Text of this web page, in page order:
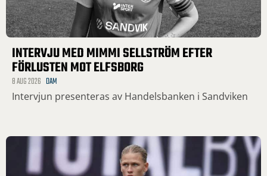
INTERVJU MED MIMMI SELLSTRÖM EFTER
FÖRLUSTEN MOT ELFSBORG
8 AUG 2026 DAM
Intervjun presenteras av Handelsbanken i Sandviken